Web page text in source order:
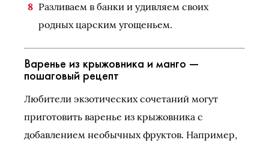
Разливаем в банки и удивляем своих
родных царским угощеньем.
Варенье из крыжовника и манго —
пошаговый рецепт
Любители экзотических сочетаний могут
приготовить варенье из крыжовника с
добавлением необычных фруктов. Например,